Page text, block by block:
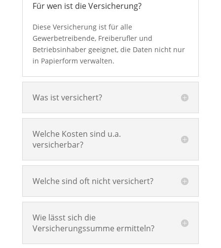
Für wen ist die Versicherung?
Diese Versicherung ist für alle
Gewerbetreibende, Freiberufler und
Betriebsinhaber geeignet, die Daten nicht nur
in Papierform verwalten.
Was ist versichert?
Welche Kosten sind u.a.
versicherbar?
Welche sind oft nicht versichert?
Wie lässt sich die
Versicherungssumme ermitteln?